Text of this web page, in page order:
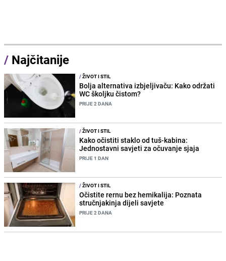
/ Najčitanije
/ŽIVOT I STIL
Bolja alternativa izbjeljivaču: Kako održati
WC školjku čistom?
PRIJE 2 DANA
/ŽIVOT I STIL
Kako očistiti staklo od tuš-kabina:
Jednostavni savjeti za očuvanje sjaja
PRIJE 1 DAN
/ŽIVOT I STIL
Očistite rernu bez hemikalija: Poznata
stručnjakinja dijeli savjete
PRIJE 2 DANA